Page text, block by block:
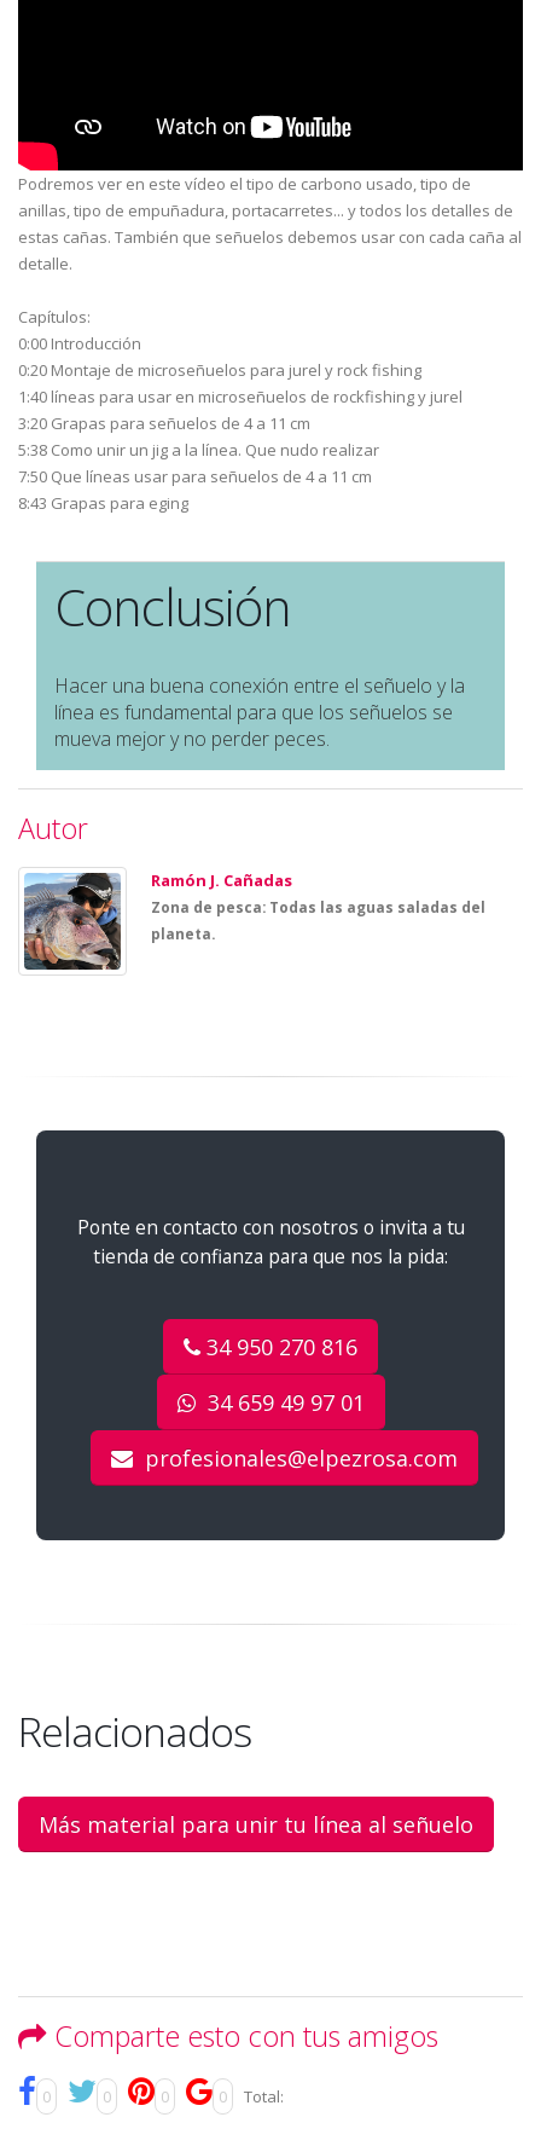
Podremos ver en este vídeo el tipo de carbono usado, tipo de
anillas, tipo de empuñadura, portacarretes... y todos los detalles de
estas cañas. También que señuelos debemos usar con cada caña al
detalle.
Capítulos:
0:00 Introducción
0:20 Montaje de microseñuelos para jurel y rock fishing
1:40 líneas para usar en microseñuelos de rockfishing y jurel
3:20 Grapas para señuelos de 4 a 11 cm
5:38 Como unir un jig a la línea. Que nudo realizar
7:50 Que líneas usar para señuelos de 4 a 11 cm
8:43 Grapas para eging
Conclusión
Hacer una buena conexión entre el señuelo y la
línea es fundamental para que los señuelos se
mueva mejor y no perder peces.
Autor
Ramón J. Cañadas
Zona de pesca: Todas las aguas saladas del
planeta.
Ponte en contacto con nosotros o invita a tu
tienda de confianza para que nos la pida:
34 950 270 816
34 659 49 97 01
profesionales@elpezrosa.com
Relacionados
Más material para unir tu línea al señuelo
Comparte esto con tus amigos
0 0 0 0 Total: